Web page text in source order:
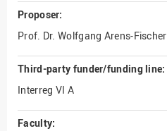
Proposer:
Prof. Dr. Wolfgang Arens-Fischer
Third-party funder/funding line:
Interreg VI A
Faculty: